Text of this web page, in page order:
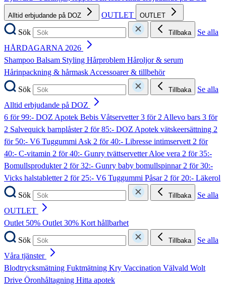
Alltid erbjudande på DOZ OUTLET OUTLET
Sök Tillbaka
Se alla
HÅRDAGARNA 2026
Shampoo Balsam Styling Hårproblem Håroljor & serum
Hårinpackning & hårmaskAccessoarer & tillbehör
Sök
Tillbaka
Se alla
Alltid erbjudande på DOZ
6 för 99:- DOZ Apotek Bebis Våtservetter3 för 2 Allevo bars 3 för
2 Salvequick barnplåster2 för 85:- DOZ Apotek vätskeersättning 2
för 50:- V6 Tuggummi Ask 2 för 40:- Libresse intimservett2 för
40:- C-vitamin 2 för 40:- Gunry tvättservetter Aloe vera 2 för 35:-
Bomullsprodukter2 för 32:- Gunry baby bomullspinnar2 för 30:-
Vicks halstabletter2 för 25:- V6 Tuggummi Påsar2 för 20:- Läkerol
Sök
Tillbaka
Se alla
OUTLET
Outlet 50% Outlet 30% Kort hållbarhet
Sök
Tillbaka
Se alla
Våra tjänster
Blodtrycksmätning Fuktmätning Kry Vaccination Välvald Wolt
Drive Öronhåltagning Hitta apotek